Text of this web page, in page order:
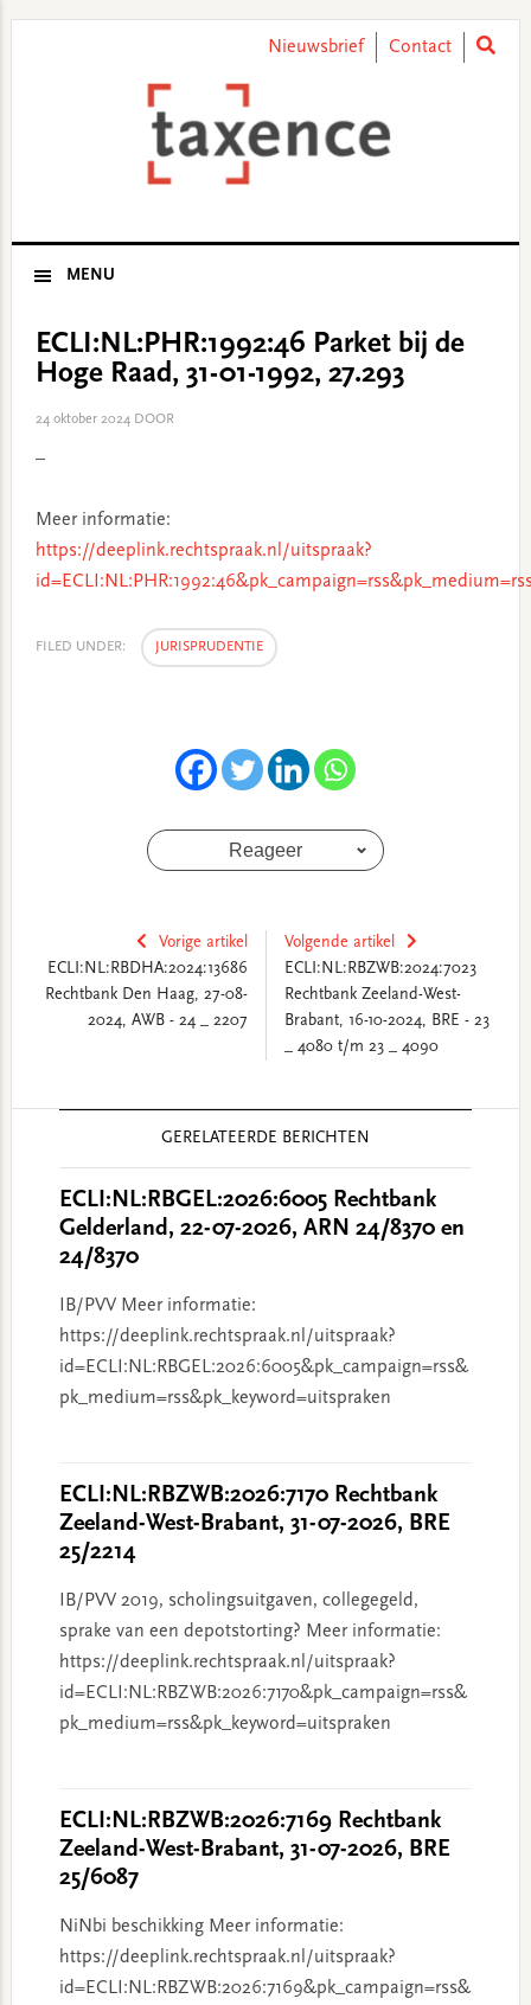
Nieuwsbrief Contact
MENU
ECLI:NL:PHR:1992:46 Parket bij de
Hoge Raad, 31-01-1992, 27.293
24 oktober 2024DOOR
–
Meer informatie:
https://deeplink.rechtspraak.nl/uitspraak?
FILED UNDER: JURISPRUDENTIE
Reageer
Vorige artikel
ECLI:NL:RBDHA:2024:13686
Rechtbank Den Haag, 27-08-
2024, AWB - 24 _ 2207
Volgende artikel
ECLI:NL:RBZWB:2024:7023
Rechtbank Zeeland-West-
Brabant, 16-10-2024, BRE - 23
_ 4080 t/m 23 _ 4090
GERELATEERDE BERICHTEN
ECLI:NL:RBGEL:2026:6005 Rechtbank
Gelderland, 22-07-2026, ARN 24/8370 en
24/8370
IB/PVV Meer informatie:
https://deeplink.rechtspraak.nl/uitspraak?
id=ECLI:NL:RBGEL:2026:6005&pk_campaign=rss&
pk_medium=rss&pk_keyword=uitspraken
ECLI:NL:RBZWB:2026:7170 Rechtbank
Zeeland-West-Brabant, 31-07-2026, BRE
25/2214
IB/PVV 2019, scholingsuitgaven, collegegeld,
sprake van een depotstorting? Meer informatie:
https://deeplink.rechtspraak.nl/uitspraak?
id=ECLI:NL:RBZWB:2026:7170&pk_campaign=rss&
pk_medium=rss&pk_keyword=uitspraken
ECLI:NL:RBZWB:2026:7169 Rechtbank
Zeeland-West-Brabant, 31-07-2026, BRE
25/6087
NiNbi beschikking Meer informatie:
https://deeplink.rechtspraak.nl/uitspraak?
id=ECLI:NL:RBZWB:2026:7169&pk_campaign=rss&